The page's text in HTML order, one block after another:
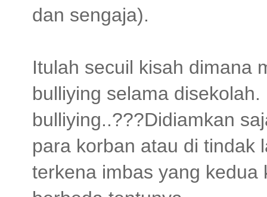
dan sengaja).
Itulah secuil kisah dimana
bulliying selama
bulliying..???Didiamkan
para korban atau di tindak
terkena imbas yang